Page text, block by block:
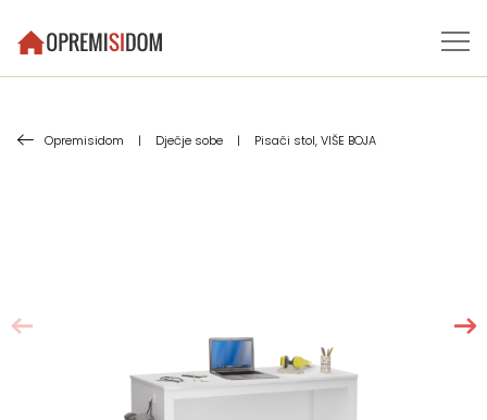
Opremisidom | Dječje sobe | Pisači stol, VIŠE BOJA